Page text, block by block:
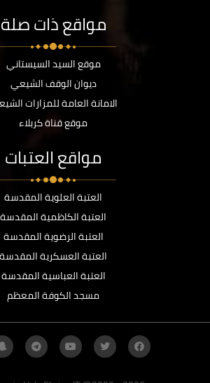
مواقع ذات صلة
موقع السيد السيستاني
ديوان الوقف الشيعي
الامانة العامة للمزارات
موقع قناة كربلاء
مواقع العتبات
العتبة العلوية المقدسة
العتبة الكاظمية المقدسة
العتبة الرضوية المقدسة
العتبة العسكرية المقدسة
العتبة العباسية المقدسة
مسجد الكوفة المعظم